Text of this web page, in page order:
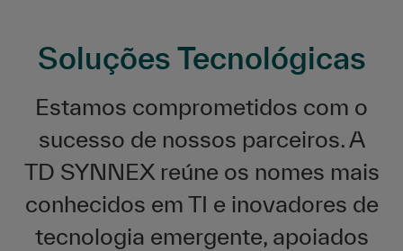
Soluções Tecnológicas
Estamos comprometidos com o
sucesso de nossos parceiros. A
TD SYNNEX reúne os nomes mais
conhecidos em TI e inovadores de
tecnologia emergente, apoiados